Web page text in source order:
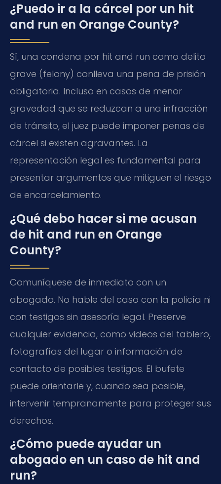
¿Puedo ir a la cárcel por un hit
and run en Orange County?
Sí, una condena por hit and run como delito
grave (felony) conlleva una pena de prisión
obligatoria. Incluso en casos de menor
gravedad que se reduzcan a una infracción
de tránsito, el juez puede imponer penas de
cárcel si existen agravantes. La
representación legal es fundamental para
presentar argumentos que mitiguen el riesgo
de encarcelamiento.
¿Qué debo hacer si me acusan
de hit and run en Orange
County?
Comuníquese de inmediato con un
abogado. No hable del caso con la policía ni
con testigos sin asesoría legal. Preserve
cualquier evidencia, como videos del tablero,
fotografías del lugar o información de
contacto de posibles testigos. El bufete
puede orientarle y, cuando sea posible,
intervenir tempranamente para proteger sus
derechos.
¿Cómo puede ayudar un
abogado en un caso de hit and
run?